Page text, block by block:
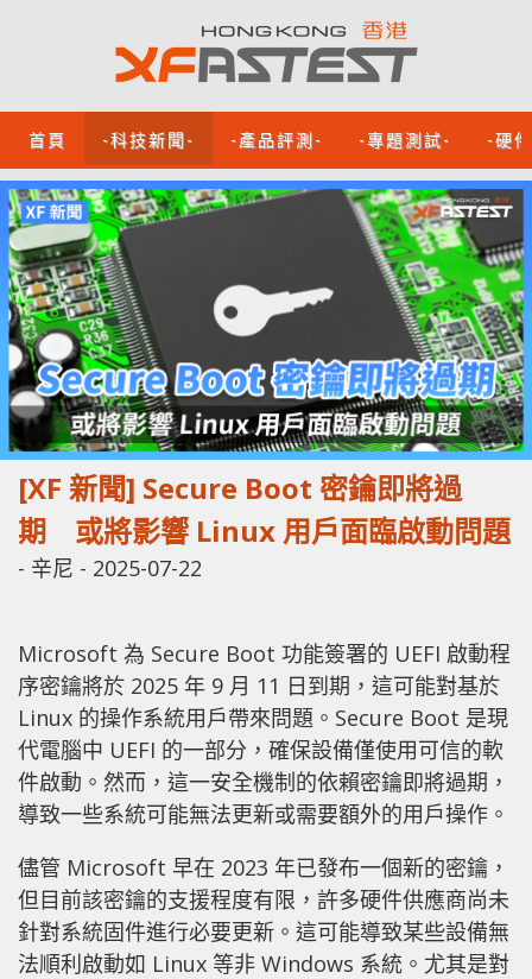
首頁 -科技新聞- -產品評測- -專題測試- -硬
[XF 新聞] Secure Boot 密鑰即將過
期 或將影響 Linux 用戶面臨啟動問題
- 辛尼 - 2025-07-22
Microsoft 為 Secure Boot 功能簽署的 UEFI 啟動程
序密鑰將於 2025 年 9 月 11 日到期，這可能對基於
Linux 的操作系統用戶帶來問題。Secure Boot 是現
代電腦中 UEFI 的一部分，確保設備僅使用可信的軟
件啟動。然而，這一安全機制的依賴密鑰即將過期，
導致一些系統可能無法更新或需要額外的用戶操作。
儘管 Microsoft 早在 2023 年已發布一個新的密鑰，
但目前該密鑰的支援程度有限，許多硬件供應商尚未
針對系統固件進行必要更新。這可能導致某些設備無
法順利啟動如 Linux 等非 Windows 系統。尤其是對